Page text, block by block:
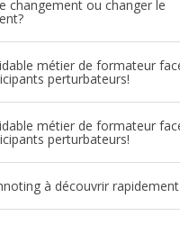
perturbateurs!
perturbateurs!
à découvrir rapidement